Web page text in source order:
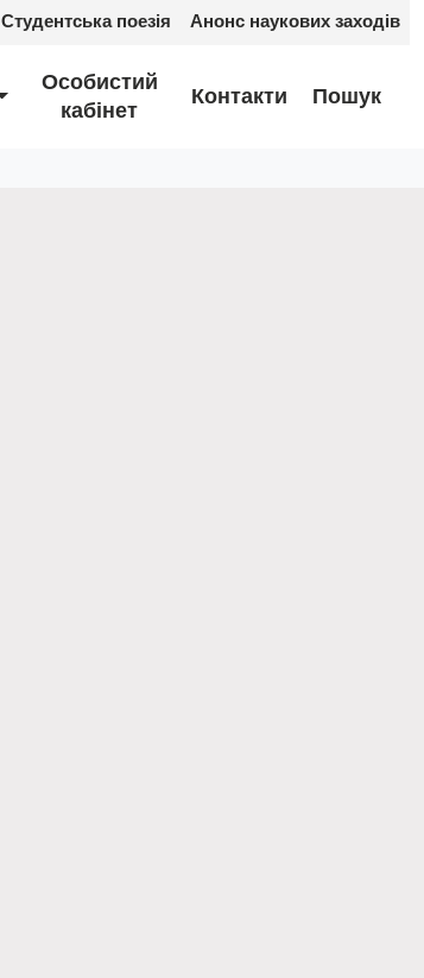
Студентська поезія Анонс наукових заходів
Особистий
кабінет
Контакти Пошук